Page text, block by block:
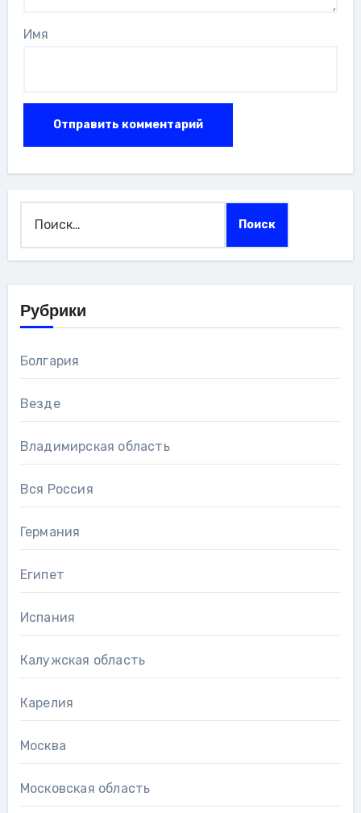
Имя
Рубрики
Болгария
Везде
Владимирская область
Вся Россия
Германия
Египет
Испания
Калужская область
Карелия
Москва
Московская область